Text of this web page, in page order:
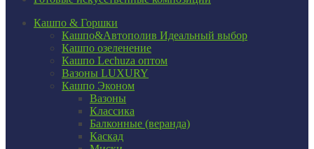
Кашпо & Горшки
Кашпо&Автополив Идеальный выбор
Кашпо озеленение
Кашпо Lechuza оптом
Вазоны LUXURY
Кашпо Эконом
Вазоны
Классика
Балконные (веранда)
Каскад